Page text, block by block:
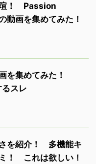
瑄！ Passion
画を集めてみた！
を集めてみた！
スレ
を紹介！ 多機能キ
！ これは欲しい！